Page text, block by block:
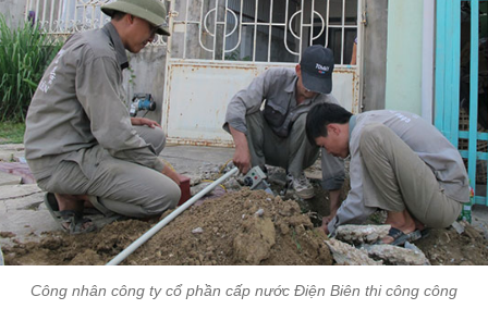
Công nhân công ty cổ phần cấp nước Điện Biên thi công công